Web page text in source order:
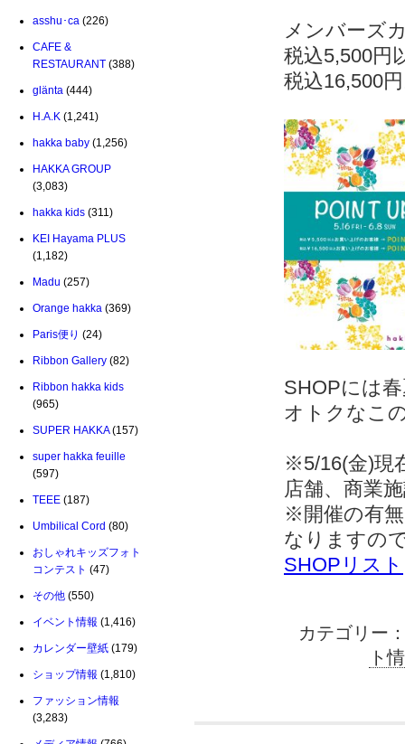
asshu･ca (226)
CAFE &
RESTAURANT (388)
glänta (444)
H.A.K (1,241)
hakka baby (1,256)
HAKKA GROUP
(3,083)
hakka kids (311)
KEI Hayama PLUS
(1,182)
Madu (257)
Orange hakka (369)
Paris便り (24)
Ribbon Gallery (82)
Ribbon hakka kids
(965)
SUPER HAKKA(157)
super hakka feuille
(597)
TEEE (187)
Umbilical Cord (80)
おしゃれキッズフォト
コンテスト (47)
その他 (550)
イベント情報 (1,416)
カレンダー壁紙 (179)
ショップ情報 (1,810)
ファッション情報
(3,283)
メンバーズ
税込5,500円
税込16,500
SHOPには
オトクなこ
※5/16(金)現
店舗、商業
※開催の有
なりますの
SHOPリスト
カテゴリー
ト